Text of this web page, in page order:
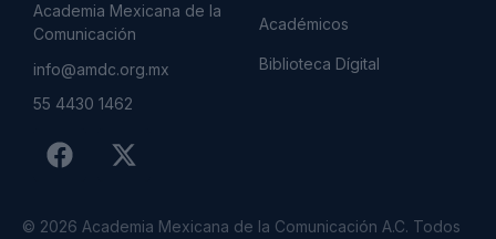
Academia Mexicana de la
Comunicación
info@amdc.org.mx
55 4430 1462
Académicos
Biblioteca Dígital
© 2026 Academia Mexicana de la Comunicación A.C. Todos